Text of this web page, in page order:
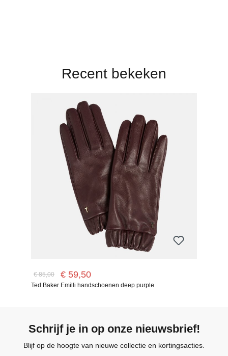
Recent bekeken
€ 85,00 € 59,50
Ted Baker Emilli handschoenen deep purple
Schrijf je in op onze nieuwsbrief!
Blijf op de hoogte van nieuwe collectie en kortingsacties.